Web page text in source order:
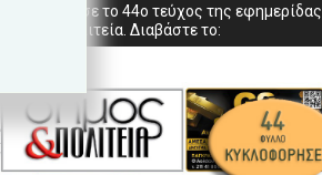
Κυκλοφόρησε το 44ο τεύχος της εφημερίδας
Δήμος & Πολιτεία. Διαβάστε το: